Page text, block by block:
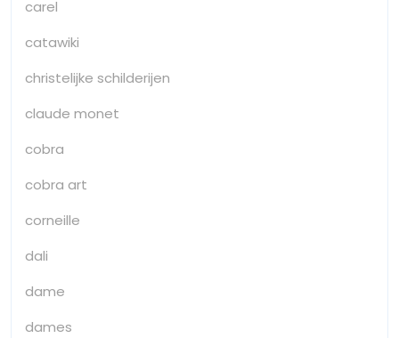
carel
catawiki
christelijke schilderijen
claude monet
cobra
cobra art
corneille
dali
dame
dames